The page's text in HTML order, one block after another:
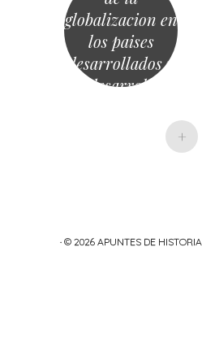
globalizacion en
los paises
desarrollados y
subdesarrollado
+
· © 2026 APUNTES DE HISTORIA